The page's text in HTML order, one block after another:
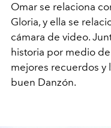
Omar se relaciona
Gloria, y ella se
cámara de video.
historia por medio
mejores recuerdos y
buen Danzón.